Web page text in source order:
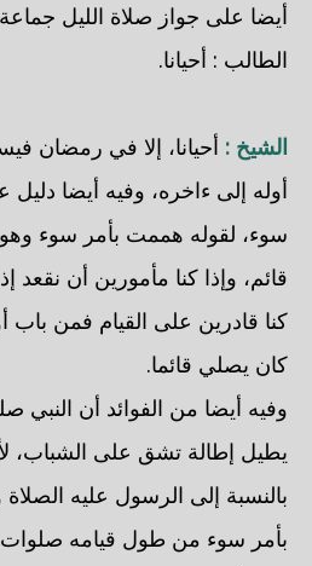
أيضا على جواز صلاة الليل
الطالب : أحيانا.
الشيخ : أحيانا، إلا في رمضان
أوله إلى ءاخره، وفيه أيضا دليل
سوء، لقوله هممت بأمر سوء
قائم، وإذا كنا مأمورين أن نقعد
كنا قادرين على القيام فمن باب
كان يصلي قائما.
وفيه أيضا من الفوائد أن النبي
يطيل إطالة تشق على الشباب،
بالنسبة إلى الرسول عليه
بأمر سوء من طول قيامه صلوات